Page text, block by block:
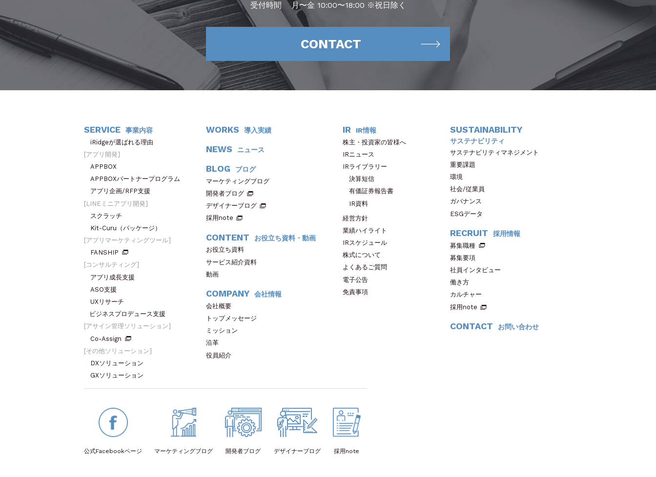
受付時間 月〜金 10:00〜18:00 ※祝日除く
CONTACT
SERVICE 事業内容
iRidgeが選ばれる理由
アプリ開発
APPBOX
APPBOXパートナープログラム
アプリ企画/RFP支援
LINEミニアプリ開発
スクラッチ
Kit-Curu（パッケージ）
アプリマーケティングツール
FANSHIP
コンサルティング
アプリ成長支援
ASO支援
UXリサーチ
ビジネスプロデュース支援
アサイン管理ソリューション
Co-Assign
その他ソリューション
DXソリューション
GXソリューション
WORKS 導入実績
NEWS ニュース
BLOG ブログ
マーケティングブログ
開発者ブログ
デザイナーブログ
採用note
CONTENT お役立ち資料・動画
お役立ち資料
サービス紹介資料
動画
COMPANY 会社情報
会社概要
トップメッセージ
ミッション
沿革
役員紹介
IR IR情報
株主・投資家の皆様へ
IRニュース
IRライブラリー
決算短信
有価証券報告書
IR資料
経営方針
業績ハイライト
IRスケジュール
株式について
よくあるご質問
電子公告
免責事項
SUSTAINABILITY
サステナビリティ
サステナビリティマネジメント
重要課題
環境
社会/従業員
ガバナンス
ESGデータ
RECRUIT 採用情報
募集職種
募集要項
社員インタビュー
働き方
カルチャー
採用note
CONTACT お問い合わせ
公式Facebookページ マーケティングブログ 開発者ブログ デザイナーブログ 採用note